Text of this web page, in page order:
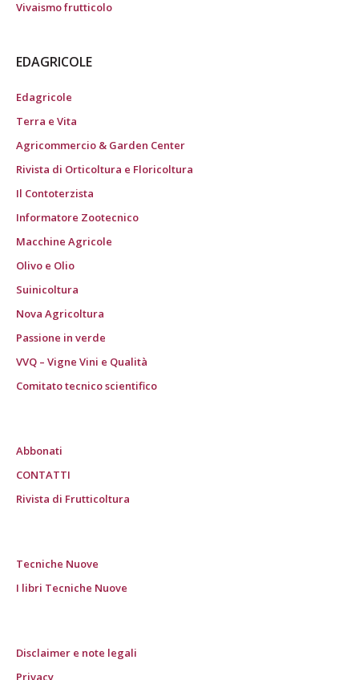
Vivaismo frutticolo
EDAGRICOLE
Edagricole
Terra e Vita
Agricommercio & Garden Center
Rivista di Orticoltura e Floricoltura
Il Contoterzista
Informatore Zootecnico
Macchine Agricole
Olivo e Olio
Suinicoltura
Nova Agricoltura
Passione in verde
VVQ – Vigne Vini e Qualità
Comitato tecnico scientifico
Abbonati
CONTATTI
Rivista di Frutticoltura
Tecniche Nuove
I libri Tecniche Nuove
Disclaimer e note legali
Privacy